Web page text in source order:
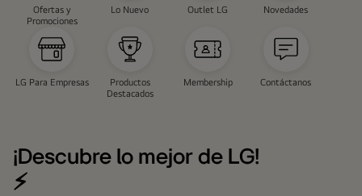
Ofertas y
Promociones
Lo Nuevo Outlet LG Novedades
LG Para Empresas
Productos
Destacados
Membership Contáctanos
¡Descubre lo mejor de LG!
⚡